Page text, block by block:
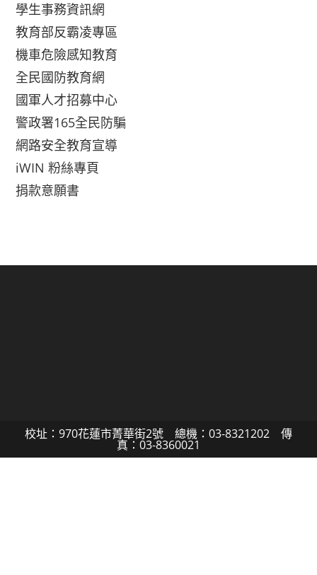
學生事務資訊網
教育部反霸凌專區
機車危險感知教育
全民國防教育網
國軍人才招募中心
警政署165全民防騙
網路安全教育宣導
iWIN 粉絲專頁
捐款意願書
校址：970花蓮市菁華街2號 總機：03-8321202 傳
真：03-8360021